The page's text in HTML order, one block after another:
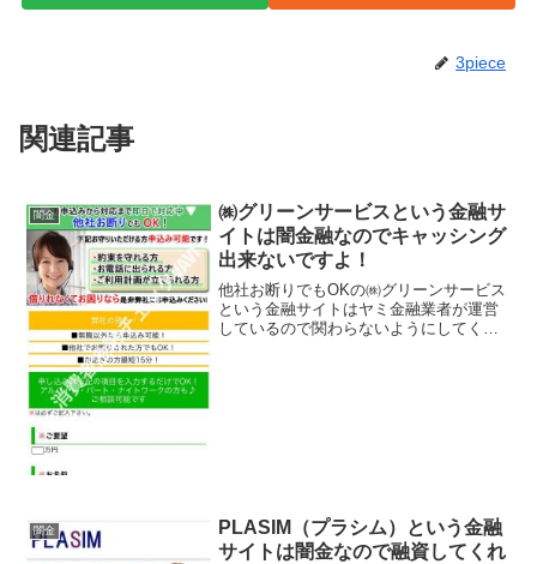
3piece
関連記事
闇金
㈱グリーンサービスという金融サ
イトは闇金融なのでキャッシング
出来ないですよ！
他社お断りでもOKの㈱グリーンサービス
という金融サイトはヤミ金融業者が運営
しているので関わらないようにしてくだ
闇金
PLASIM（プラシム）という金融
サイトは闇金なので融資してくれ